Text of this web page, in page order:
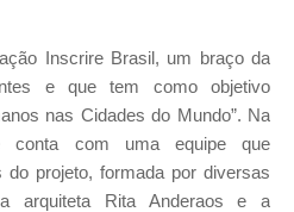
Inscrire Brasil, um braço da
e que tem como objetivo
nas Cidades do Mundo”. Na
conta com uma equipe que
projeto, formada por diversas
arquiteta Rita Anderaos e a